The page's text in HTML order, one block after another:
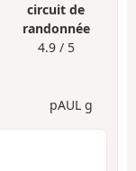
circuit de
randonnée
4.9 / 5
pAUL g